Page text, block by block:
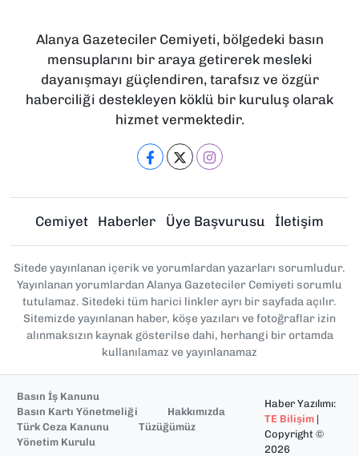
Alanya Gazeteciler Cemiyeti, bölgedeki basın
mensuplarını bir araya getirerek mesleki
dayanışmayı güçlendiren, tarafsız ve özgür
haberciliği destekleyen köklü bir kuruluş olarak
hizmet vermektedir.
Cemiyet Haberler Üye Başvurusu İletişim
Sitede yayınlanan içerik ve yorumlardan yazarları sorumludur.
Yayınlanan yorumlardan Alanya Gazeteciler Cemiyeti sorumlu
tutulamaz. Sitedeki tüm harici linkler ayrı bir sayfada açılır.
Sitemizde yayınlanan haber, köşe yazıları ve fotoğraflar izin
alınmaksızın kaynak gösterilse dahi, herhangi bir ortamda
kullanılamaz ve yayınlanamaz
Basın İş Kanunu
Basın Kartı Yönetmeliği
Hakkımızda
Türk Ceza Kanunu
Tüzüğümüz
Yönetim Kurulu
Haber Yazılımı:
TE Bilişim |
Copyright ©
2026